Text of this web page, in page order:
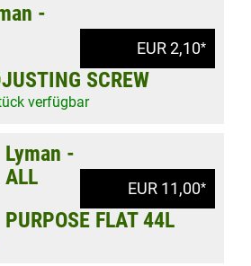
EUR 2,10*
-
SCREW
verfügbar
EUR 11,00*
Lyman -
ALL
PURPOSE FLAT 44L